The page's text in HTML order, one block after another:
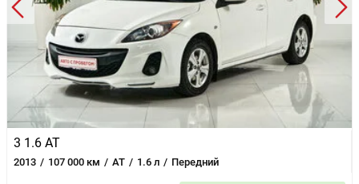
3 1.6 AT
2013 107 000 км AT 1.6 л Передний